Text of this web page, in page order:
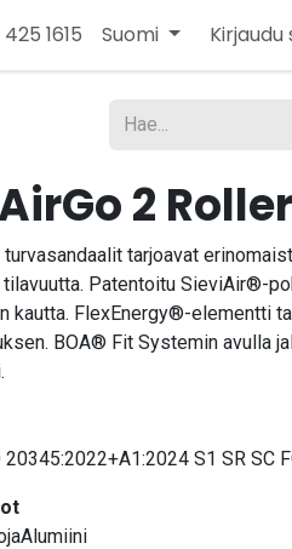
1615 Suomi Kirjaudu
2 Roller
tarjoavat
tilavuutta. Patentoitu SieviAir®-
kautta. FlexEnergy®-elementti
BOA® Fit Systemin avulla
20345:2022+A1:2024 S1 SR SC